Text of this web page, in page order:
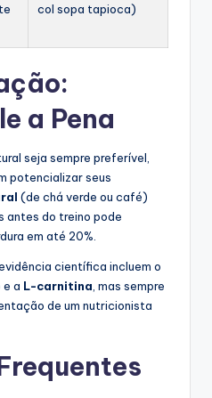
col sopa tapioca)
a Pena
seja sempre preferível,
potencializar seus
(de chá verde ou café)
antes do treino pode
em até 20%.
científica incluem o
e a L-carnitina , mas sempre
de um nutricionista